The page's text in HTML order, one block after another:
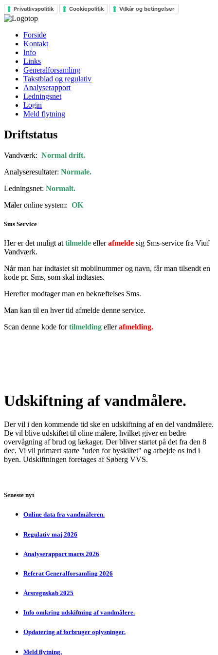
Privatlivspolitik Cookiepolitik Vilkår og betingelser
Forside
Kontakt
Info
Links
Generalforsamling
Takstblad og regulativ
Analyserapport
Ledningsnet
Login
Meld flytning
Driftstatus
Vandværk: Normal drift.
Analyseresultater: Normale.
Ledningsnet: Normalt.
Måler online system: OK
Sms Service
Her er det muligt at tilmelde ellerafmelde sig Sms-service fra Viuf
Vandværk.
Når man har indtastet sit mobilnummer og navn, får man tilsendt en
kode pr. Sms, som skal indtastes.
Herefter modtager man en bekræftelses Sms.
Man kan til en hver tid afmelde denne service.
Scan denne kode fortilmelding ellerafmelding.
Udskiftning af vandmålere.
Der vil i den kommende tid ske en udskiftning af en del vandmålere.
De vil blive udskiftet til oline målere, hvilket giver en bedre
overvågning af brud og lækager. Der bliver startet på det fra den 8
dec. Vi vil primært starte "uden for byskiltet" og arbejde os ind i
byen. Udskiftningen foretages af Søberg VVS.
Seneste nyt
Online data fra vandmåleren.
Regulativ maj 2026
Analyserapport marts 2026
Referat Generalforsamling 2026
Årsregnskab 2025
Info omkring udskiftning af vandmålere.
Opdatering af forbruger oplysninger.
Meld flytning.